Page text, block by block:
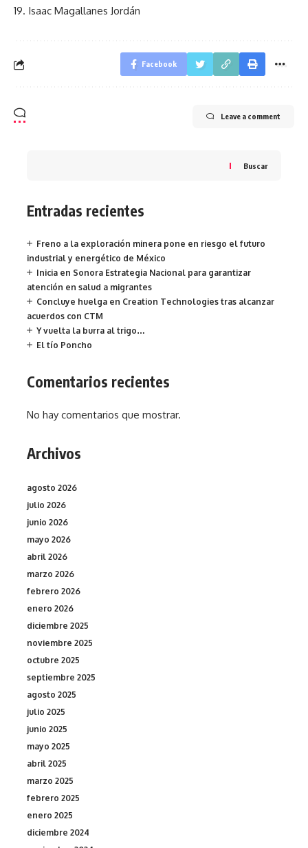
19. Isaac Magallanes Jordán
Facebook
Leave a comment
Buscar
Entradas recientes
Freno a la exploración minera pone en riesgo el futuro
industrial y energético de México
Inicia en Sonora Estrategia Nacional para garantizar
atención en salud a migrantes
Concluye huelga en Creation Technologies tras alcanzar
acuerdos con CTM
Y vuelta la burra al trigo…
El tío Poncho
Comentarios recientes
No hay comentarios que mostrar.
Archivos
agosto 2026
julio 2026
junio 2026
mayo 2026
abril 2026
marzo 2026
febrero 2026
enero 2026
diciembre 2025
noviembre 2025
octubre 2025
septiembre 2025
agosto 2025
julio 2025
junio 2025
mayo 2025
abril 2025
marzo 2025
febrero 2025
enero 2025
diciembre 2024